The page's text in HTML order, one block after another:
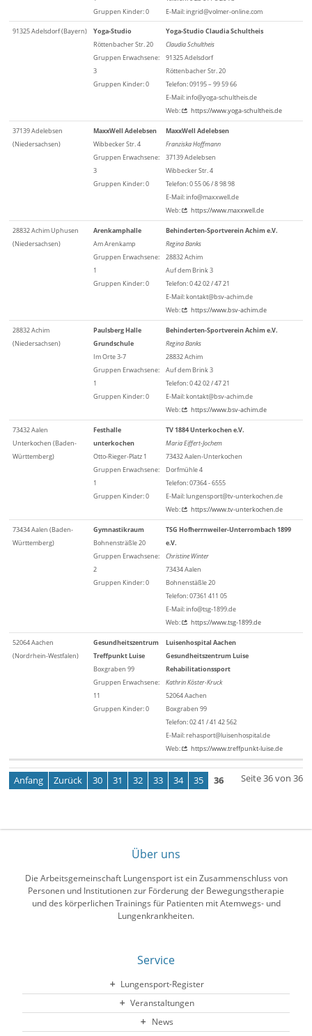
Gruppen Kinder: 0
E-Mail: ingrid@volmer-online.com
91325 Adelsdorf (Bayern)
Yoga-Studio
Röttenbacher Str. 20
Gruppen Erwachsene:
3
Gruppen Kinder: 0
Yoga-Studio Claudia Schultheis
Claudia Schultheis
91325 Adelsdorf
Röttenbacher Str. 20
Telefon: 09195 – 99 59 66
E-Mail: info@yoga-schultheis.de
Web:
https://www.yoga-schultheis.de
37139 Adelebsen
(Niedersachsen)
MaxxWell Adelebsen
Wibbecker Str. 4
Gruppen Erwachsene:
3
Gruppen Kinder: 0
MaxxWell Adelebsen
Franziska Hoffmann
37139 Adelebsen
Wibbecker Str. 4
Telefon: 0 55 06 / 8 98 98
E-Mail: info@maxxwell.de
Web:
https://www.maxxwell.de
28832 Achim Uphusen
(Niedersachsen)
Arenkamphalle
Am Arenkamp
Gruppen Erwachsene:
1
Gruppen Kinder: 0
Behinderten-Sportverein Achim e.V.
Regina Banks
28832 Achim
Auf dem Brink 3
Telefon: 0 42 02 / 47 21
E-Mail: kontakt@bsv-achim.de
Web:
https://www.bsv-achim.de
28832 Achim
(Niedersachsen)
Paulsberg Halle
Grundschule
Im Orte 3-7
Gruppen Erwachsene:
1
Gruppen Kinder: 0
Behinderten-Sportverein Achim e.V.
Regina Banks
28832 Achim
Auf dem Brink 3
Telefon: 0 42 02 / 47 21
E-Mail: kontakt@bsv-achim.de
Web:
https://www.bsv-achim.de
73432 Aalen
Unterkochen (Baden-
Württemberg)
Festhalle
unterkochen
Otto-Rieger-Platz 1
Gruppen Erwachsene:
1
Gruppen Kinder: 0
TV 1884 Unterkochen e.V.
Maria Eiffert-Jochem
73432 Aalen-Unterkochen
Dorfmühle 4
Telefon: 07364 - 6555
E-Mail: lungensport@tv-unterkochen.de
Web:
https://www.tv-unterkochen.de
73434 Aalen (Baden-
Württemberg)
Gymnastikraum
Bohnensträßle 20
Gruppen Erwachsene:
2
Gruppen Kinder: 0
TSG Hofherrnweiler-Unterrombach 1899
e.V.
Christine Winter
73434 Aalen
Bohnenstäßle 20
Telefon: 07361 411 05
E-Mail: info@tsg-1899.de
Web:
https://www.tsg-1899.de
52064 Aachen
(Nordrhein-Westfalen)
Gesundheitszentrum
Treffpunkt Luise
Boxgraben 99
Gruppen Erwachsene:
11
Gruppen Kinder: 0
Luisenhospital Aachen
Gesundheitszentrum Luise
Rehabilitationssport
Kathrin Köster-Kruck
52064 Aachen
Boxgraben 99
Telefon: 02 41 / 41 42 562
E-Mail: rehasport@luisenhospital.de
Web:
https://www.treffpunkt-luise.de
Seite 36 von 36
Anfang Zurück 30 31 32 33 34 35 36
Über uns
Die Arbeitsgemeinschaft Lungensport ist ein Zusammenschluss von
Personen und Institutionen zur Förderung der Bewegungstherapie
und des körperlichen Trainings für Patienten mit Atemwegs- und
Lungenkrankheiten.
Service
Lungensport-Register
Veranstaltungen
News